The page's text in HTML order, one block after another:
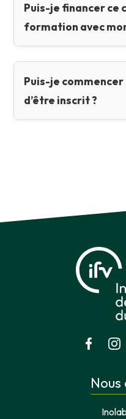
Puis-je financer ce
formation avec mon
Puis-je
d’être inscrit ?